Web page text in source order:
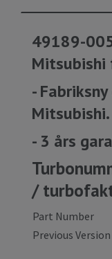
49189-
Mitsubishi
-
Mitsubishi.
- 3 års
/
Part Number
Previous Version